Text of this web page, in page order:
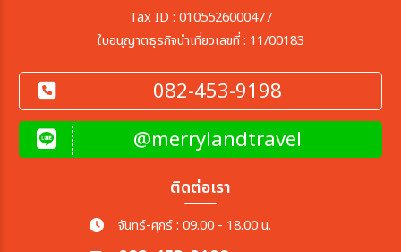
Tax ID : 0105526000477
ใบอนุญาตธุรกิจนำเที่ยวเลขที่ : 11/00183
082-453-9198
@merrylandtravel
ติดต่อเรา
จันทร์-ศุกร์ : 09.00 - 18.00 น.